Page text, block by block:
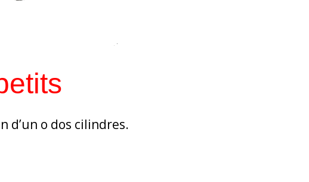
d’un o dos cilindres.